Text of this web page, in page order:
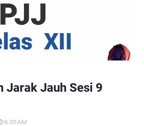
Jarak Jauh Sesi 9
6:30 AM